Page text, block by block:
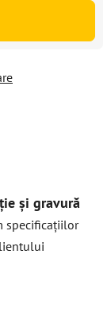
și gravură
specificațiilor